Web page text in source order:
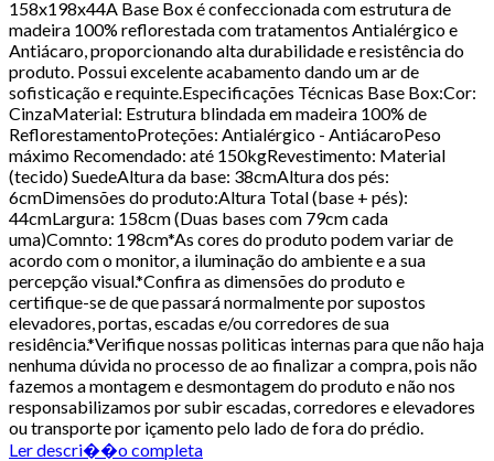
158x198x44A Base Box é confeccionada com estrutura de
madeira 100% reflorestada com tratamentos Antialérgico e
Antiácaro, proporcionando alta durabilidade e resistência do
produto. Possui excelente acabamento dando um ar de
sofisticação e requinte.Especificações Técnicas Base Box:Cor:
CinzaMaterial: Estrutura blindada em madeira 100% de
ReflorestamentoProteções: Antialérgico - AntiácaroPeso
máximo Recomendado: até 150kgRevestimento: Material
(tecido) SuedeAltura da base: 38cmAltura dos pés:
6cmDimensões do produto:Altura Total (base + pés):
44cmLargura: 158cm (Duas bases com 79cm cada
uma)Comnto: 198cm*As cores do produto podem variar de
acordo com o monitor, a iluminação do ambiente e a sua
percepção visual.*Confira as dimensões do produto e
certifique-se de que passará normalmente por supostos
elevadores, portas, escadas e/ou corredores de sua
residência.*Verifique nossas politicas internas para que não haja
nenhuma dúvida no processo de ao finalizar a compra, pois não
fazemos a montagem e desmontagem do produto e não nos
responsabilizamos por subir escadas, corredores e elevadores
ou transporte por içamento pelo lado de fora do prédio.
Ler descri��o completa